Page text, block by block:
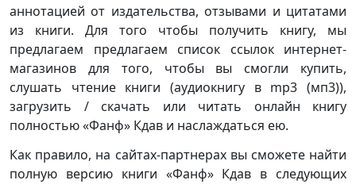
аннотацией от издательства, отзывами и цитатами
из книги. Для того чтобы получить книгу, мы
предлагаем предлагаем список ссылок интернет-
магазинов для того, чтобы вы смогли купить,
слушать чтение книги (аудиокнигу в mp3 (мп3)),
загрузить / скачать или читать онлайн книгу
полностью «Фанф» Кдав и наслаждаться ею.
Как правило, на сайтах-партнерах вы сможете найти
полную версию книги «Фанф» Кдав в следующих